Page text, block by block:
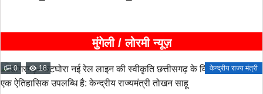
मुंगेली / लोरमी न्यूज़
0 18 केन्द्रीय राज्य मंत्री